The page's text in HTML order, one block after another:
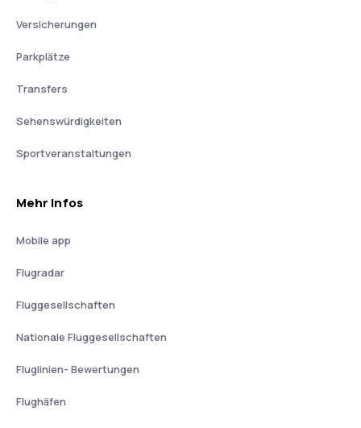
Versicherungen
Parkplätze
Transfers
Sehenswürdigkeiten
Sportveranstaltungen
Mehr Infos
Mobile app
Flugradar
Fluggesellschaften
Nationale Fluggesellschaften
Fluglinien- Bewertungen
Flughäfen